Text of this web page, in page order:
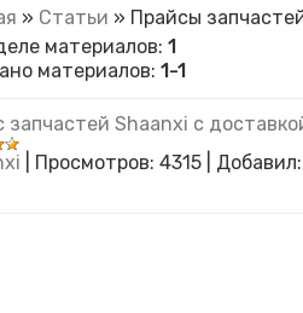
» Статьи » Прайсы
материалов: 1
материалов: 1-1
запчастей Shaanxi с
Просмотров: 4315 Добавил: